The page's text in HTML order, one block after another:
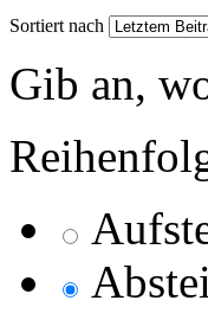
Sortiert nach
Gib an,